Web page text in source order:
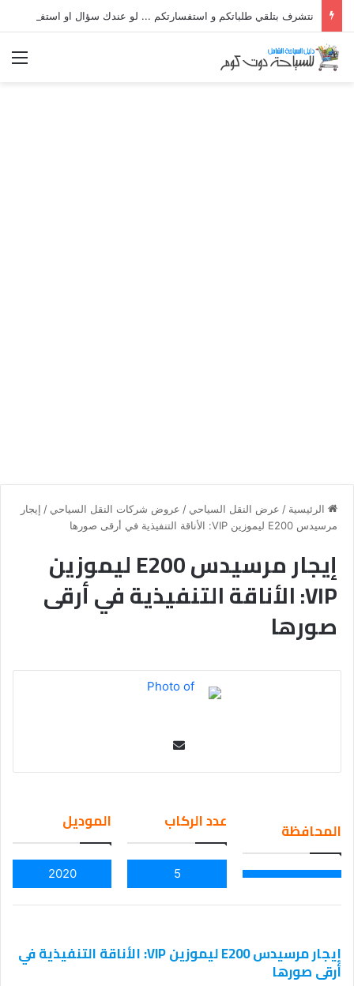
الرئيسية / عرض النقل السياحي / عروض شركات النقل السياحي / إيجار
مرسيدس E200 ليموزين VIP: الأناقة التنفيذية في أرقى صورها
إيجار مرسيدس E200 ليموزين
VIP: الأناقة التنفيذية في أرقى
صورها
ail
المحافظة عدد الركاب
5
الموديل
2020
إيجار مرسيدس E200 ليموزين VIP: الأناقة التنفيذية في
أرقى صورها